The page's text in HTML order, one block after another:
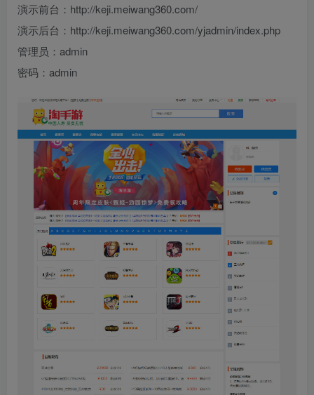
演示前台：http://keji.meiwang360.com/
演示后台：http://keji.meiwang360.com/yjadmin/index.php
管理员：admin
密码：admin